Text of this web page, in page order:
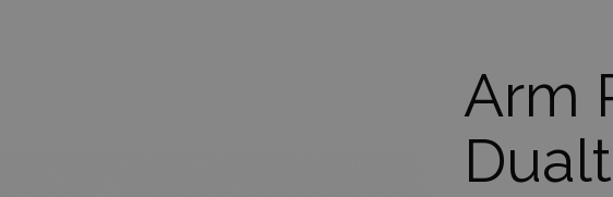
Arm